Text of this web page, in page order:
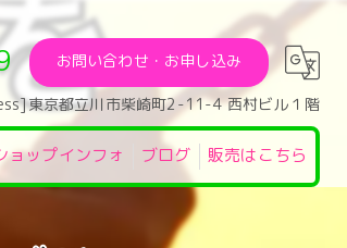
お問い合わせ・お申し込み
東京都立川市柴崎町2-11-4 西村ビル１階
ョップインフォ ブログ 販売はこちら